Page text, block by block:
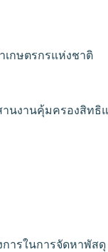
เกษตรกรแห่งชาติ
นงานคุ้มครองสิทธิ
การในการจัดหาพัสดุ